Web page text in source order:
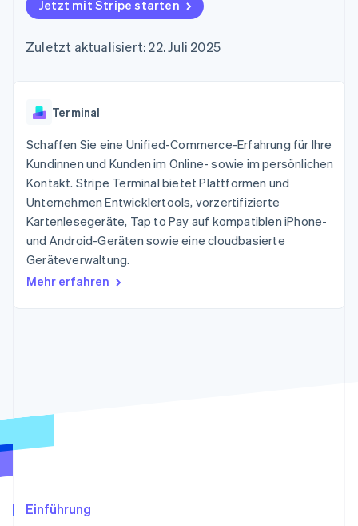
Zugriff auf mehr als
Terminal
Optimierung der
Autorisierungsraten
Link
Beschleunigter
Bezahlvorgang
Financial
Connections
Verbundene
Finanzdaten
Data Pipeline
Datensynchronisierung
Product roadmap
Geldmanagement
SaaS
KI-Unternehmen
Creator Economy
Gaming
Bewirtung, Reisen und
Freizeit
Versicherungen
Medien und
Unterhaltung
Organisationen
Fachdienstleistungen
Einzelhandel
Marktplatz auf
Abonnementverwaltung
nutzungsbasierte
geht´s
Verwaltung von
Diensten mit Agenten
Ressourcen
App-Integrationen
Entwickler-Blog
Produkt-Roadmap
Karriere
Stripe Press
Kontakt
Sales-Team
kontaktieren
Partner werden
Jetzt mit Stripe starten
Zuletzt aktualisiert: 22. Juli 2025
Terminal
Schaffen Sie eine Unified-Commerce-Erfahrung für Ihre
Kundinnen und Kunden im Online- sowie im persönlichen
Kontakt. Stripe Terminal bietet Plattformen und
Unternehmen Entwicklertools, vorzertifizierte
Kartenlesegeräte, Tap to Pay auf kompatiblen iPhone-
und Android-Geräten sowie eine cloudbasierte
Geräteverwaltung.
Mehr erfahren
Einführung